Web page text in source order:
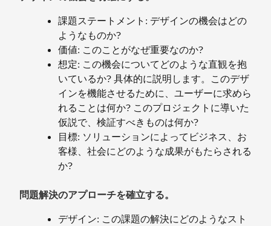
課題ステートメント: デザインの機会はどの
ようなものか?
価値: このことがなぜ重要なのか?
想定: この機会についてどのような直観を抱
いているか? 具体的に説明します。このデザ
インを機能させるために、ユーザーに求めら
れることは何か? このプロジェクトに導いた
仮説で、検証すべきものは何か?
目標: ソリューションによってビジネス、お
客様、社会にどのような成果がもたらされる
か?
問題解決のアプローチを確立する。
デザイン: この課題の解決にどのようなスト